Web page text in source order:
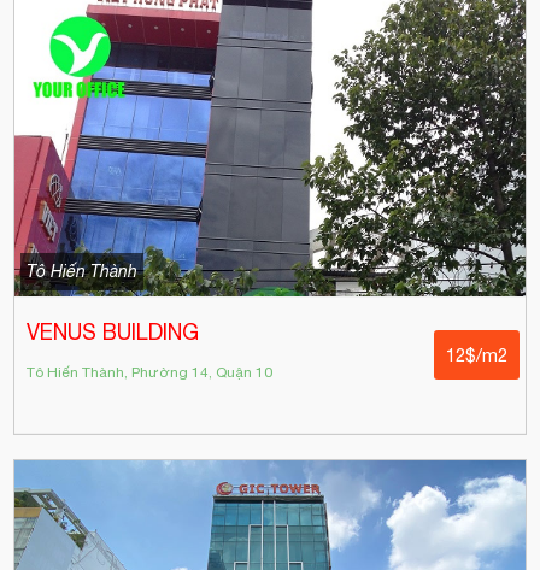
Tô Hiến Thành
VENUS BUILDING
Tô Hiến Thành, Phường 14, Quận 10
12$/m2